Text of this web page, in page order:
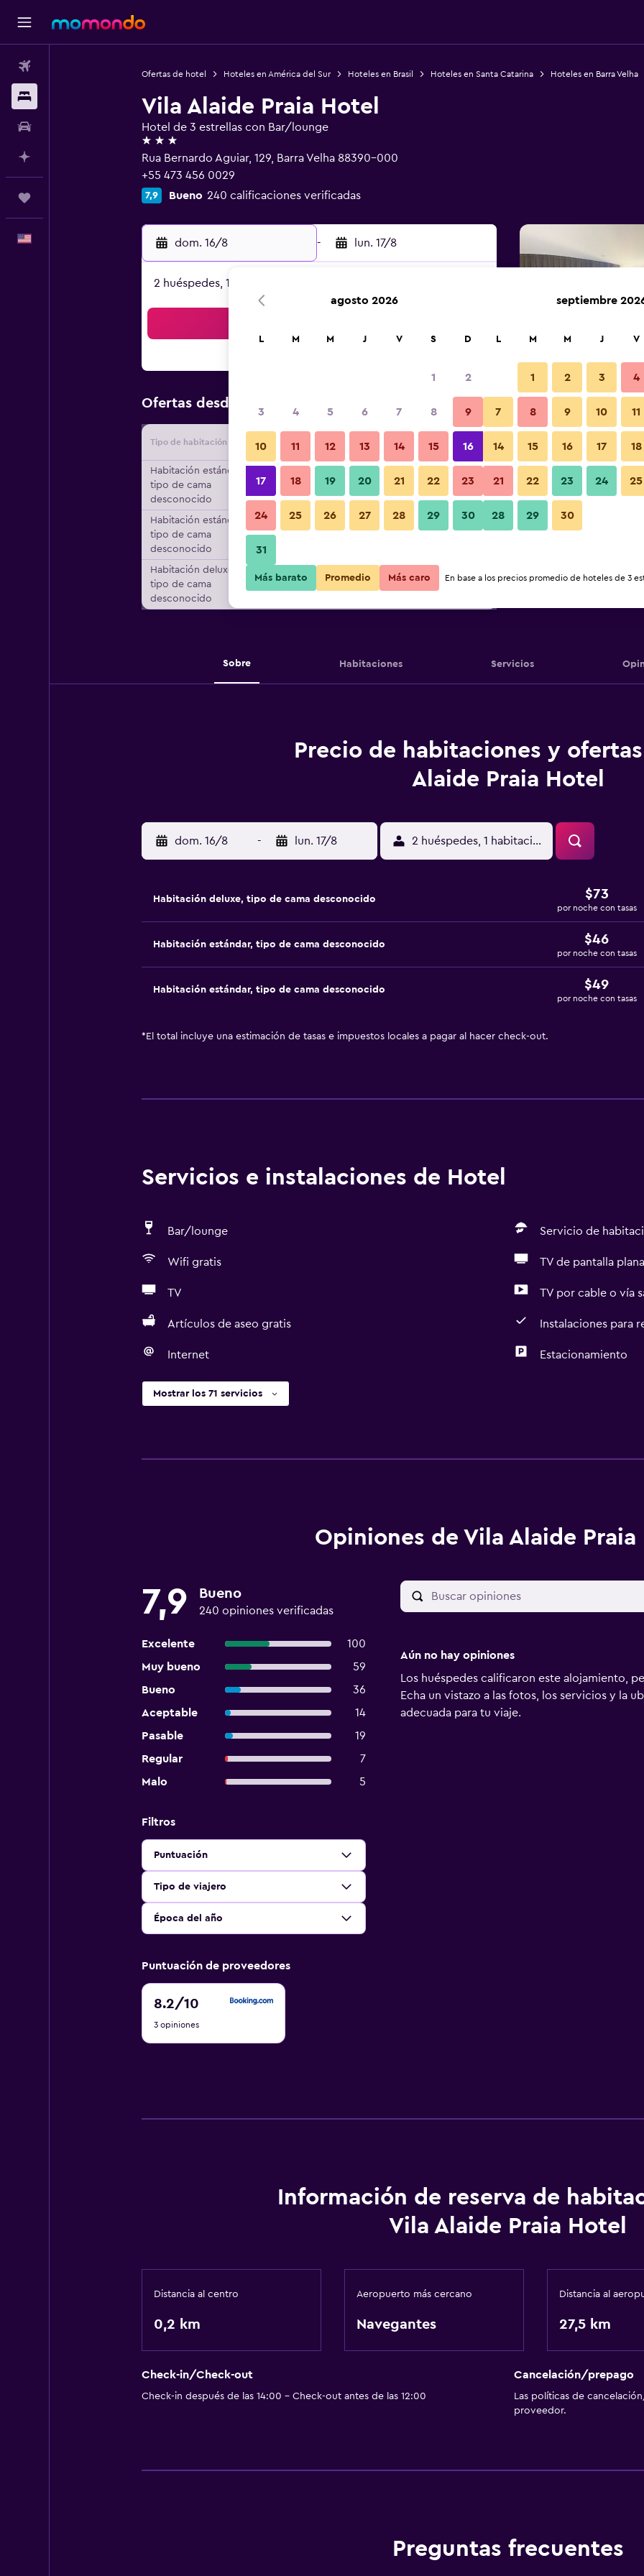
Ofertas de hotel Hoteles en América del Sur Hoteles en Brasil Hoteles en Santa Catarina Hoteles en Barra Velha
Vila Alaide Praia Hotel
Hotel de 3 estrellas con Bar/lounge
3 estrellas
Rua Bernardo Aguiar, 129, Barra Velha 88390-000
+55 473 456 0029
7,9 Bueno 240 calificaciones verificadas
dom. 16/8 - lun. 17/8
2 huéspedes, 1 habitación
Ofertas desde Oferta más barata de precio por noche
Tipo de habitación Proveedor Total noche
Habitación estándar,
tipo de cama
desconocido
$46 Ver oferta
Habitación estándar,
tipo de cama
desconocido
Habitación deluxe,
tipo de cama
desconocido
$73
Otros
Fotos
Sobre Habitaciones Servicios
Precio de habitaciones y
Alaide Praia Hotel
dom. 16/8 - lun. 17/8 2 huéspedes, 1 habitación
Habitación deluxe, tipo de cama desconocido $73
por noche con tasas
Habitación estándar, tipo de cama desconocido $46
por noche con tasas
Habitación estándar, tipo de cama desconocido $49
por noche con tasas
* El total incluye una estimación de tasas e impuestos locales a pagar al hacer check-out.
Servicios e instalaciones de Hotel
Bar/lounge Servicio de
Wifi gratis TV de pantalla plana
TV TV por cable o vía
Artículos de aseo gratis Instalaciones para
Internet Estacionamiento
Mostrar los 71 servicios
Opiniones de Vila Alaide Praia
7,9 Bueno
240 opiniones verificadas
Excelente
100
Muy bueno
59
Bueno
36
Aceptable
14
Pasable
19
Regular
7
Malo
5
Filtros
Puntuación
Tipo de viajero
Época del año
Puntuación de proveedores
8.2/10
8.2
10
3 opiniones
Aún no hay opiniones
Los huéspedes calificaron este alojamiento,
Echa un vistazo a las fotos, los servicios y la
adecuada para tu viaje.
Información de reserva de
Vila Alaide Praia Hotel
Distancia al centro
0,2 km
Aeropuerto más cercano
Navegantes
Distancia al
27,5 km
Check-in/Check-out
Check-in después de las 14:00 - Check-out antes de las 12:00
Cancelación/prepago
Las políticas de
proveedor.
Preguntas frecuentes
agosto 2026
L M M J V S D
1 2
3 4 5 6 7 8 9
10 11 12 13 14 15 16
17 18 19 20 21 22 23
24 25 26 27 28 29 30
31
septiembre
L M M J V
1 2 3 4
7 8 9 10 11
14 15 16 17 18
21 22 23 24 25
28 29 30
Más barato Promedio Más caro En base a los precios promedio de hoteles de 3